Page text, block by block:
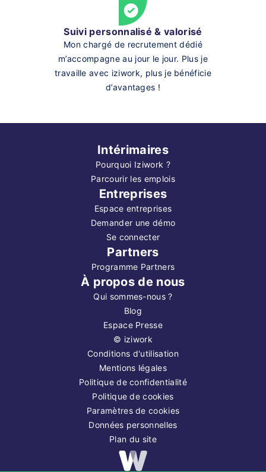
Suivi personnalisé & valorisé
Mon chargé de recrutement dédié
m’accompagne au jour le jour. Plus je
travaille avec iziwork, plus je bénéficie
d’avantages !
Intérimaires
Pourquoi Iziwork ?
Parcourir les emplois
Entreprises
Espace entreprises
Demander une démo
Se connecter
Partners
Programme Partners
À propos de nous
Qui sommes-nous ?
Blog
Espace Presse
© iziwork
Conditions d'utilisation
Mentions légales
Politique de confidentialité
Politique de cookies
Paramètres de cookies
Données personnelles
Plan du site